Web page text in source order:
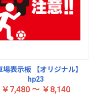
場表示板 【オリジナル】
hp23
￥7,480 ～ ￥8,140